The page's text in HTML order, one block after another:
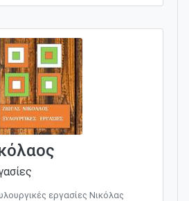
εργασίες Νικόλας